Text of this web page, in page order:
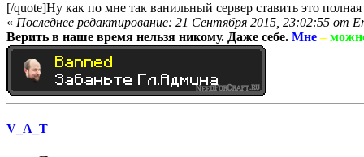
[/quote]Ну как по мне так ванильный сервер ставить это
« Последнее редактирование: 21 Сентября 2015, 23:02:55 от
Верить в наше время нельзя никому. Даже себе. Мне –
V_A_T